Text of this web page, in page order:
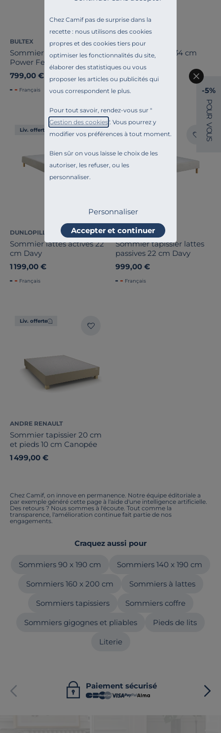
Chez Camif pas de surprise dans la
recette : nous utilisons des cookies
propres et des cookies tiers pour
optimiser les fonctionnalités du site,
élaborer des statistiques ou vous
proposer les articles ou publicités qui
vous correspondent le plus.
Pour tout savoir, rendez-vous sur "
Gestion des cookies". Vous pourrez y
modifier vos préférences à tout moment.
Bien sûr on vous laisse le choix de les
autoriser, les refuser, ou les
personnaliser.
Personnaliser
Accepter et continuer
BULTEX
Sommier tapissier 14 cm
Power Ferme
799,00 €
Français
EPEDA
Sommier coffre 34 cm
1 999,00 €
Liv. offerte
DUNLOPILLO
Sommier lattes actives 22
cm Davy
1 199,00 €
Français
DUNLOPILLO
Sommier tapissier lattes
passives 22 cm Davy
999,00 €
Français
Liv. offerte
ANDRE RENAULT
Sommier tapissier 20 cm
et pieds 10 cm Canopée
1 499,00 €
Chez Camif, on innove en permanence. Notre équipe éditoriale a
par exemple généré cette page à l'aide d'une intelligence artificielle.
Des retours ? Nous sommes à l'écoute. Tout comme la
transparence, l'amélioration continue fait partie de nos
engagements.
Craquez aussi pour
Sommiers 90 x 190 cm Sommiers 140 x 190 cm
Sommiers 160 x 200 cm Sommiers à lattes
Sommiers tapissiers Sommiers coffre
Sommiers gigognes et pliables Pieds de lits
Literie
Paiement sécurisé
-5%
P
O
U
R
V
O
U
S